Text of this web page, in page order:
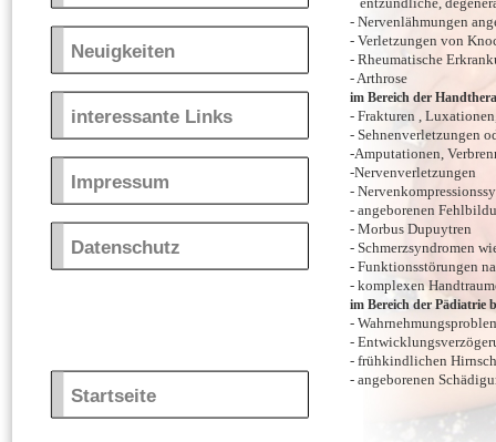
Neuigkeiten
interessante Links
Impressum
Datenschutz
Startseite
- Nervenlähmungen
- Verletzungen von
- Rheumatische
- Arthrose
im Bereich der
- Frakturen ,
- Sehnenverletzungen
-Amputationen,
-Nervenverletzungen
-
- angeborenen
- Morbus Dupuytren
- Schmerzsyndromen
- Funktionsstörungen
- komplexen
im Bereich der
-
-
- frühkindlichen
- angeborenen